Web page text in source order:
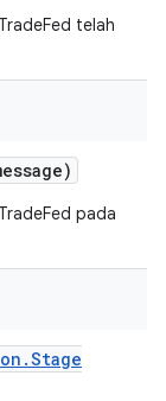
telah
pada
.Stage